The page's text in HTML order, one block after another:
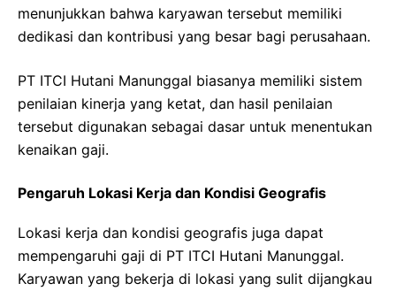
menunjukkan bahwa karyawan tersebut memiliki
dedikasi dan kontribusi yang besar bagi perusahaan.
PT ITCI Hutani Manunggal biasanya memiliki sistem
penilaian kinerja yang ketat, dan hasil penilaian
tersebut digunakan sebagai dasar untuk menentukan
kenaikan gaji.
Pengaruh Lokasi Kerja dan Kondisi Geografis
Lokasi kerja dan kondisi geografis juga dapat
mempengaruhi gaji di PT ITCI Hutani Manunggal.
Karyawan yang bekerja di lokasi yang sulit dijangkau